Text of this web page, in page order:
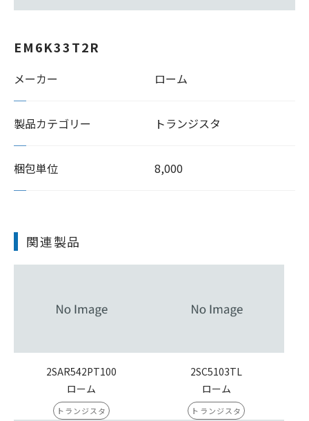
EM6K33T2R
メーカー ローム
製品カテゴリー トランジスタ
梱包単位 8,000
関連製品
2SAR542PT100
ローム
トランジスタ
2SC5103TL
ローム
トランジスタ